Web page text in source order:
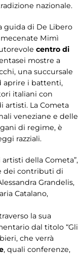
nazionale.
guida di De Libero
Mimì
centro di
mostre a
una succursale
aprire i battenti,
italiani con
artisti. La Cometa
veneziane e delle
di regime, è
razziali.
della Cometa”,
dei contributi di
Grandelis,
Catalano,
la sua
dal titolo “Gli
che verrà
, quali conferenze,